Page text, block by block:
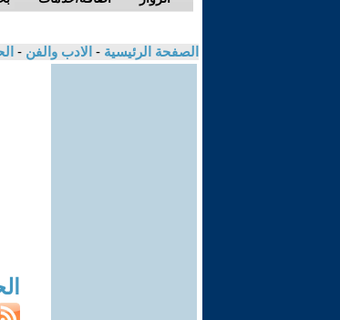
الصفحة الرئيسية - الادب والفن -